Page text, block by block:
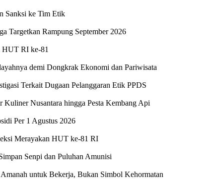
Sanksi ke Tim Etik
Targetkan Rampung September 2026
HUT RI ke-81
demi Dongkrak Ekonomi dan Pariwisata
Terkait Dugaan Pelanggaran Etik PPDS
Nusantara hingga Pesta Kembang Api
Per 1 Agustus 2026
Merayakan HUT ke-81 RI
Senpi dan Puluhan Amunisi
untuk Bekerja, Bukan Simbol Kehormatan